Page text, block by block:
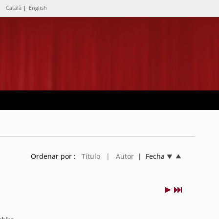
Català | English
Ordenar por : Título | Autor| Fecha